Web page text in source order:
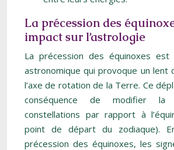
La précession des
impact sur l’astrologie
La précession des équinoxes est
astronomique qui provoque un lent
l’axe de rotation de la Terre. Ce
conséquence de modifier la
constellations par rapport à
point de départ du zodiaque).
précession des équinoxes, les